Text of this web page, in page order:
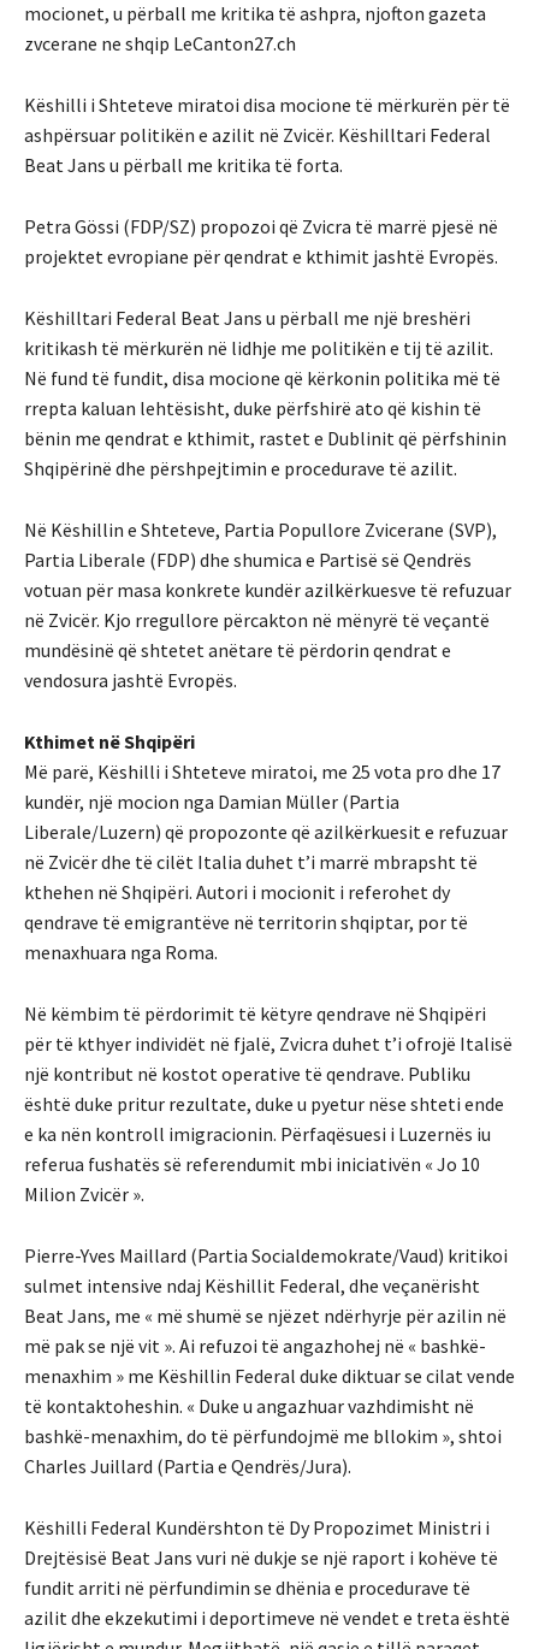
mocionet, u përball me kritika të ashpra, njofton gazeta
zvcerane ne shqip LeCanton27.ch
Këshilli i Shteteve miratoi disa mocione të mërkurën për të
ashpërsuar politikën e azilit në Zvicër. Këshilltari Federal
Beat Jans u përball me kritika të forta.
Petra Gössi (FDP/SZ) propozoi që Zvicra të marrë pjesë në
projektet evropiane për qendrat e kthimit jashtë Evropës.
Këshilltari Federal Beat Jans u përball me një breshëri
kritikash të mërkurën në lidhje me politikën e tij të azilit.
Në fund të fundit, disa mocione që kërkonin politika më të
rrepta kaluan lehtësisht, duke përfshirë ato që kishin të
bënin me qendrat e kthimit, rastet e Dublinit që përfshinin
Shqipërinë dhe përshpejtimin e procedurave të azilit.
Në Këshillin e Shteteve, Partia Popullore Zvicerane (SVP),
Partia Liberale (FDP) dhe shumica e Partisë së Qendrës
votuan për masa konkrete kundër azilkërkuesve të refuzuar
në Zvicër. Kjo rregullore përcakton në mënyrë të veçantë
mundësinë që shtetet anëtare të përdorin qendrat e
vendosura jashtë Evropës.
Kthimet në Shqipëri
Më parë, Këshilli i Shteteve miratoi, me 25 vota pro dhe 17
kundër, një mocion nga Damian Müller (Partia
Liberale/Luzern) që propozonte që azilkërkuesit e refuzuar
në Zvicër dhe të cilët Italia duhet t’i marrë mbrapsht të
kthehen në Shqipëri. Autori i mocionit i referohet dy
qendrave të emigrantëve në territorin shqiptar, por të
menaxhuara nga Roma.
Në këmbim të përdorimit të këtyre qendrave në Shqipëri
për të kthyer individët në fjalë, Zvicra duhet t’i ofrojë Italisë
një kontribut në kostot operative të qendrave. Publiku
është duke pritur rezultate, duke u pyetur nëse shteti ende
e ka nën kontroll imigracionin. Përfaqësuesi i Luzernës iu
referua fushatës së referendumit mbi iniciativën « Jo 10
Milion Zvicër ».
Pierre-Yves Maillard (Partia Socialdemokrate/Vaud) kritikoi
sulmet intensive ndaj Këshillit Federal, dhe veçanërisht
Beat Jans, me « më shumë se njëzet ndërhyrje për azilin në
më pak se një vit ». Ai refuzoi të angazhohej në « bashkë-
menaxhim » me Këshillin Federal duke diktuar se cilat vende
të kontaktoheshin. « Duke u angazhuar vazhdimisht në
bashkë-menaxhim, do të përfundojmë me bllokim », shtoi
Charles Juillard (Partia e Qendrës/Jura).
Këshilli Federal Kundërshton të Dy Propozimet Ministri i
Drejtësisë Beat Jans vuri në dukje se një raport i kohëve të
fundit arriti në përfundimin se dhënia e procedurave të
azilit dhe ekzekutimi i deportimeve në vendet e treta është